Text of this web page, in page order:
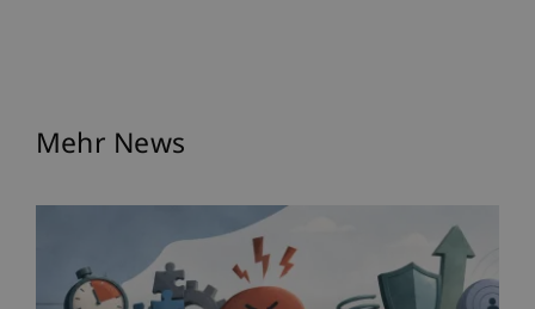
Mehr News